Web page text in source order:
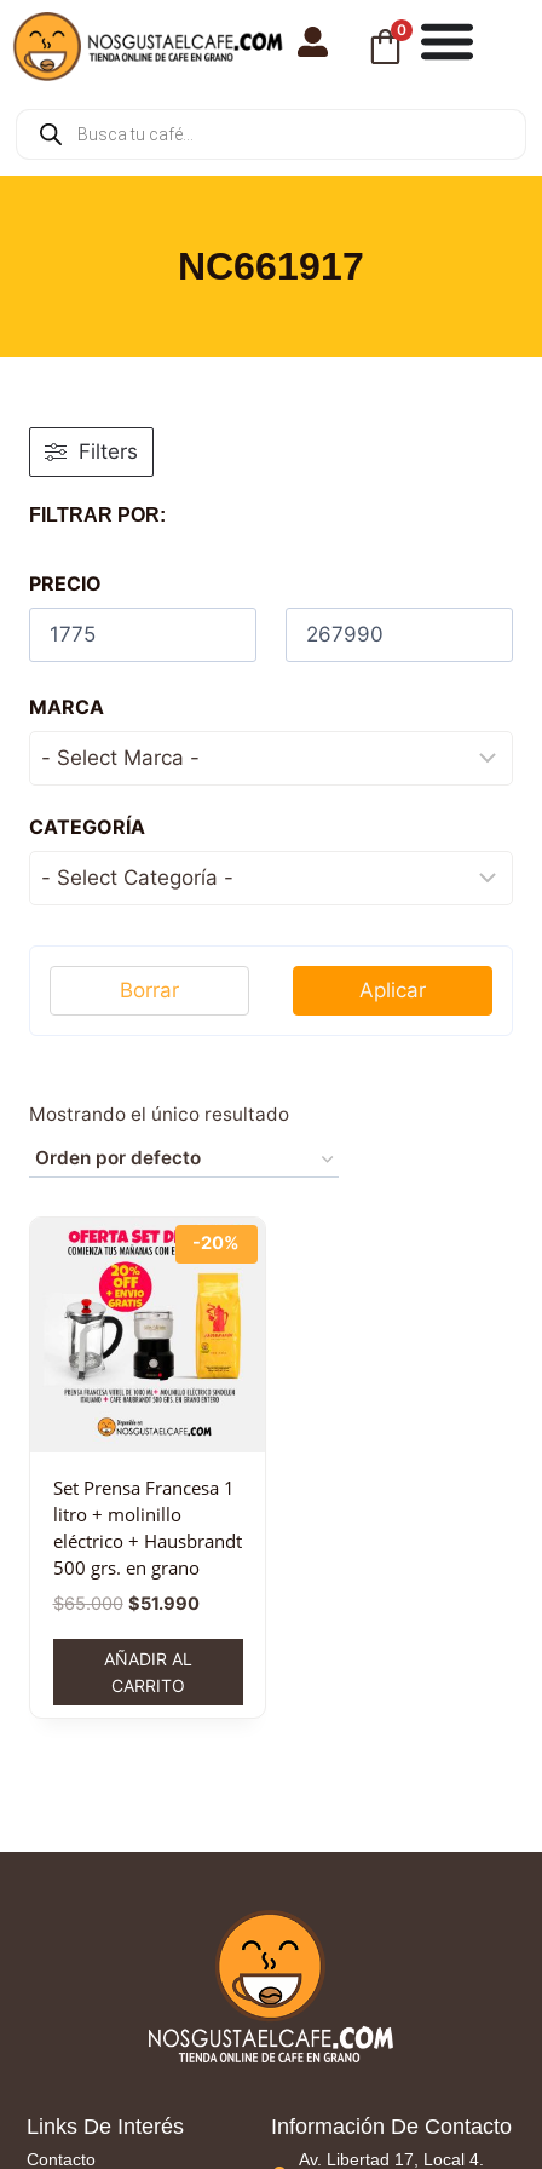
0
NC661917
Mostrando el único resultado
-20%
Set Prensa Francesa 1
litro + molinillo
eléctrico + Hausbrandt
500 grs. en grano
$65.000 $51.990
AÑADIR AL
CARRITO
Filters
FILTRAR POR:
PRECIO
MARCA
CATEGORÍA
Aplicar
Borrar
Links De Interés
Contacto
Información De Contacto
Av. Libertad 17, Local 4.